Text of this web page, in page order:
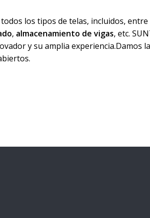
los tipos de telas, incluidos,
, almacenamiento de vigas, etc.
y su amplia experiencia.Damos la